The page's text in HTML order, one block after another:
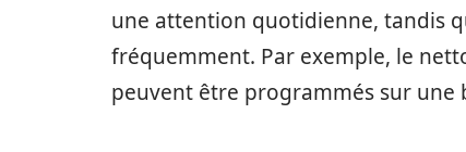
une attention quotidienne, tandis
fréquemment. Par exemple, le
peuvent être programmés sur une